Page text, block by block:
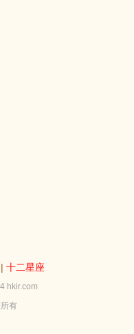
| 十二星座
hkir.com
有